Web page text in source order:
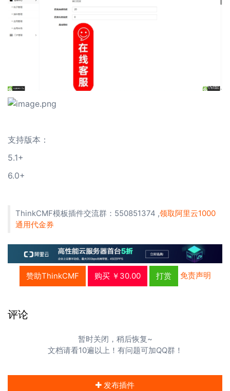
支持版本：
5.1+
6.0+
ThinkCMF模板插件交流群：550851374 ,领取阿里云1000
通用代金券
赞助ThinkCMF 购买 ￥30.00 打赏 免责声明
评论
暂时关闭，稍后恢复~
文档请看10遍以上！有问题可加QQ群！
发布插件